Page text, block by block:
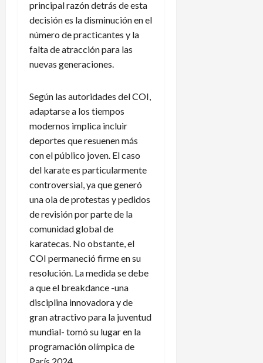
principal razón detrás de esta
decisión es la disminución en el
número de practicantes y la
falta de atracción para las
nuevas generaciones.
Según las autoridades del COI,
adaptarse a los tiempos
modernos implica incluir
deportes que resuenen más
con el público joven. El caso
del karate es particularmente
controversial, ya que generó
una ola de protestas y pedidos
de revisión por parte de la
comunidad global de
karatecas. No obstante, el
COI permaneció firme en su
resolución. La medida se debe
a que el breakdance -una
disciplina innovadora y de
gran atractivo para la juventud
mundial- tomó su lugar en la
programación olímpica de